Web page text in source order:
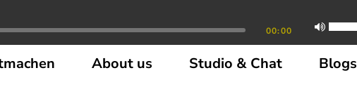
00:00
About us Studio & Chat Blogs